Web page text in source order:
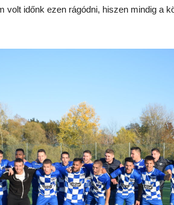
volt időnk ezen rágódni, hiszen mindig a